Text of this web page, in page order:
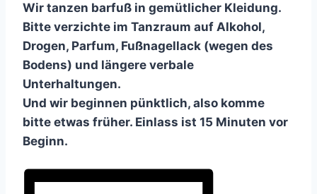
Wir tanzen barfuß in gemütlicher Kleidung.
Bitte verzichte im Tanzraum auf Alkohol,
Drogen, Parfum, Fußnagellack (wegen des
Bodens) und längere verbale
Unterhaltungen.
Und wir beginnen pünktlich, also komme
bitte etwas früher. Einlass ist 15 Minuten vor
Beginn.